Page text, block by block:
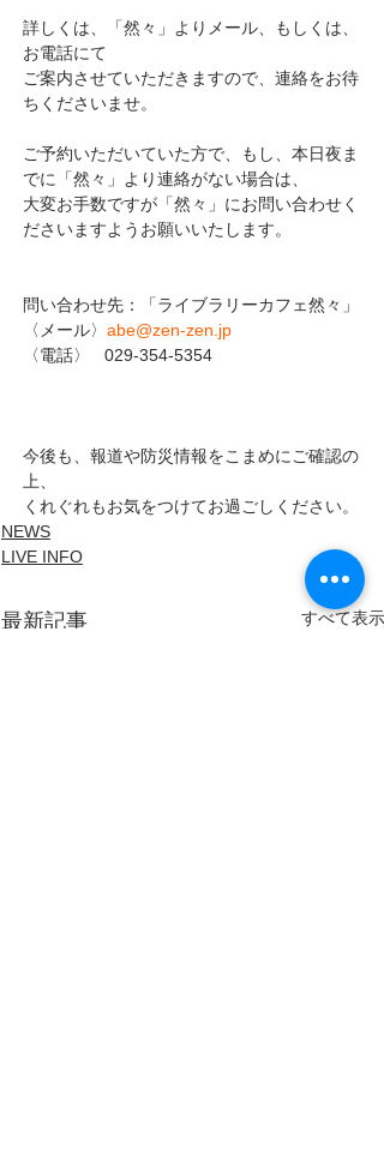
詳しくは、「然々」よりメール、もしくは、
お電話にて
ご案内させていただきますので、連絡をお待
ちくださいませ。
ご予約いただいていた方で、もし、本日夜ま
でに「然々」より連絡がない場合は、
大変お手数ですが「然々」にお問い合わせく
ださいますようお願いいたします。
問い合わせ先：「ライブラリーカフェ然々」
〈メール〉 abe@zen-zen.jp
〈電話〉   029-354-5354
今後も、報道や防災情報をこまめにご確認の
上、
くれぐれもお気をつけてお過ごしください。
NEWS
LIVE INFO
最新記事 すべて表示